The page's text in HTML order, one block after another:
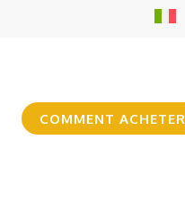
COMMENT ACHETER